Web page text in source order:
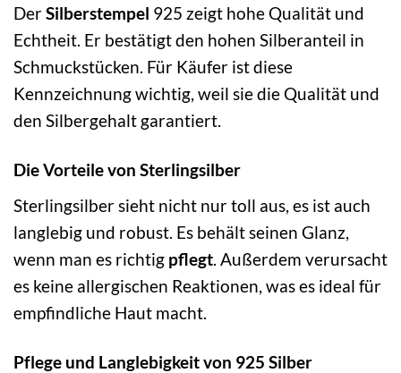
DerSilberstempel 925 zeigt hohe Qualität und
Echtheit. Er bestätigt den hohen Silberanteil in
Schmuckstücken. Für Käufer ist diese
Kennzeichnung wichtig, weil sie die Qualität und
den Silbergehalt garantiert.
Die Vorteile von Sterlingsilber
Sterlingsilber sieht nicht nur toll aus, es ist auch
langlebig und robust. Es behält seinen Glanz,
wenn man es richtig pflegt . Außerdem verursacht
es keine allergischen Reaktionen, was es ideal für
empfindliche Haut macht.
Pflege und Langlebigkeit von 925 Silber